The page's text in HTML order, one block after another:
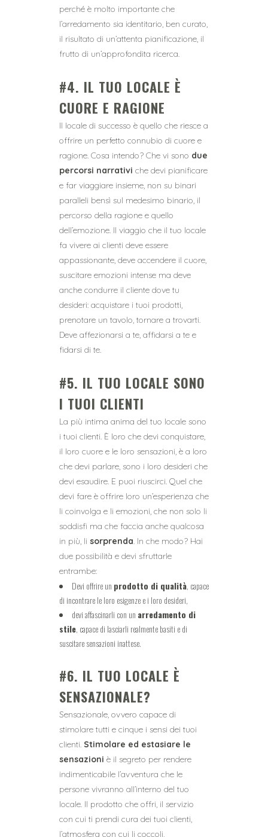
perché è molto importante che
l’arredamento sia identitario, ben curato,
il risultato di un’attenta pianificazione, il
frutto di un’approfondita ricerca.
#4. IL TUO LOCALE È
CUORE E RAGIONE
Il locale di successo è quello che riesce a
offrire un perfetto connubio di cuore e
ragione. Cosa intendo? Che vi sono due
percorsi narrativi che devi pianificare
e far viaggiare insieme, non su binari
paralleli bensì sul medesimo binario, il
percorso della ragione e quello
dell’emozione. Il viaggio che il tuo locale
fa vivere ai clienti deve essere
appassionante, deve accendere il cuore,
suscitare emozioni intense ma deve
anche condurre il cliente dove tu
desideri: acquistare i tuoi prodotti,
prenotare un tavolo, tornare a trovarti.
Deve affezionarsi a te, affidarsi a te e
fidarsi di te.
#5. IL TUO LOCALE SONO
I TUOI CLIENTI
La più intima anima del tuo locale sono
i tuoi clienti. È loro che devi conquistare,
il loro cuore e le loro sensazioni, è a loro
che devi parlare, sono i loro desideri che
devi esaudire. E puoi riuscirci. Quel che
devi fare è offrire loro un’esperienza che
li coinvolga e li emozioni, che non solo li
soddisfi ma che faccia anche qualcosa
in più, li sorprenda. In che modo? Hai
due possibilità e devi sfruttarle
entrambe:
Devi offrire un prodotto di qualità, capace
di incontrare le loro esigenze e i loro desideri,
devi affascinarli con un arredamento di
stile, capace di lasciarli realmente basiti e di
suscitare sensazioni inattese.
#6. IL TUO LOCALE È
SENSAZIONALE?
Sensazionale, ovvero capace di
stimolare tutti e cinque i sensi dei tuoi
clienti. Stimolare ed estasiare le
sensazioni è il segreto per rendere
indimenticabile l’avventura che le
persone vivranno all’interno del tuo
locale. Il prodotto che offri, il servizio
con cui ti prendi cura dei tuoi clienti,
l’atmosfera con cui li coccoli,